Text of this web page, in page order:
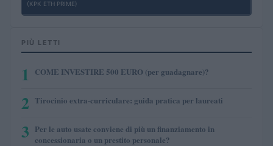
(KPK ETH PRIME)
PIÙ LETTI
1 COME INVESTIRE 500 EURO (per guadagnare)?
2 Tirocinio extra-curriculare: guida pratica per laureati
3 Per le auto usate conviene di più un finanziamento in
concessionaria o un prestito personale?